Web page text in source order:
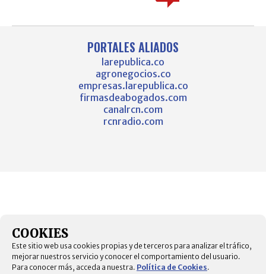
PORTALES ALIADOS
larepublica.co
agronegocios.co
empresas.larepublica.co
firmasdeabogados.com
canalrcn.com
rcnradio.com
COOKIES
Este sitio web usa cookies propias y de terceros para analizar el tráfico,
mejorar nuestros servicio y conocer el comportamiento del usuario.
Para conocer más, acceda a nuestra. Política de Cookies.